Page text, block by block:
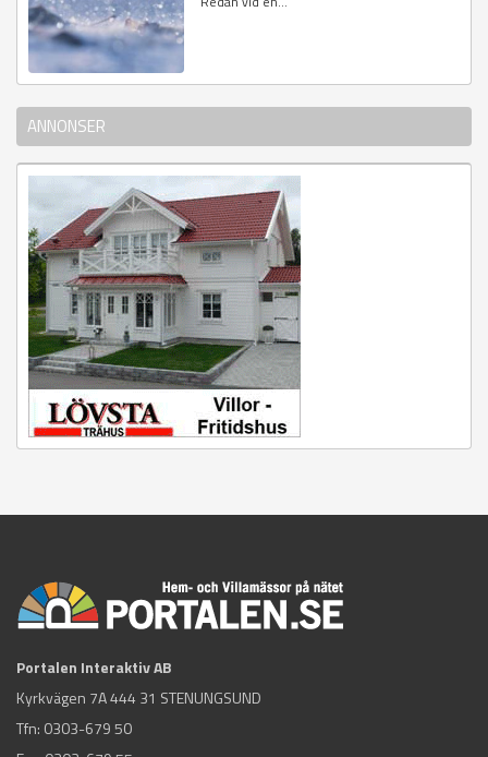
ANNONSER
Portalen Interaktiv AB
Kyrkvägen 7A 444 31 STENUNGSUND
Tfn: 0303-679 50